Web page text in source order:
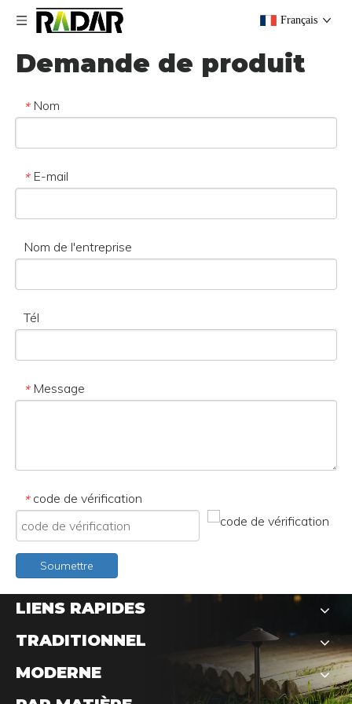
Français
Demande de produit
* Nom
* E-mail
Nom de l'entreprise
Tél
* Message
* code de vérification
Soumettre
LIENS RAPIDES
TRADITIONNEL
MODERNE